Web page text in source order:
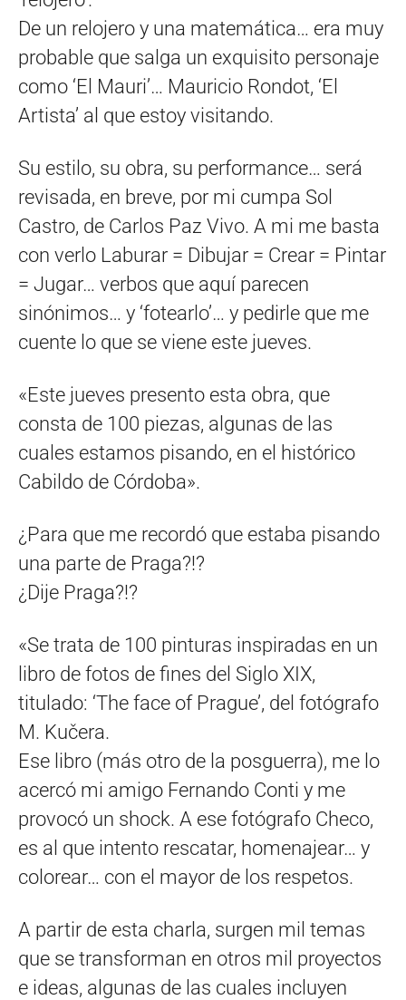
De un relojero y una matemática… era muy
probable que salga un exquisito personaje
como ‘El Mauri’… Mauricio Rondot, ‘El
Artista’ al que estoy visitando.
Su estilo, su obra, su performance… será
revisada, en breve, por mi cumpa Sol
Castro, de Carlos Paz Vivo. A mi me basta
con verlo Laburar = Dibujar = Crear = Pintar
= Jugar… verbos que aquí parecen
sinónimos… y ‘fotearlo’… y pedirle que me
cuente lo que se viene este jueves.
«Este jueves presento esta obra, que
consta de 100 piezas, algunas de las
cuales estamos pisando, en el histórico
Cabildo de Córdoba».
¿Para que me recordó que estaba pisando
una parte de Praga?!?
¿Dije Praga?!?
«Se trata de 100 pinturas inspiradas en un
libro de fotos de fines del Siglo XIX,
titulado: ‘The face of Prague’, del fotógrafo
M. Kučera.
Ese libro (más otro de la posguerra), me lo
acercó mi amigo Fernando Conti y me
provocó un shock. A ese fotógrafo Checo,
es al que intento rescatar, homenajear… y
colorear… con el mayor de los respetos.
A partir de esta charla, surgen mil temas
que se transforman en otros mil proyectos
e ideas, algunas de las cuales incluyen